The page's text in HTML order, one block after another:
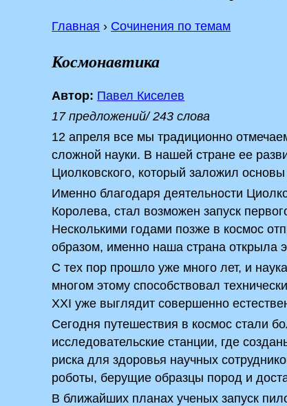
Главная › Сочинения по темам
Космонавтика
Автор: Павел Киселев
17 предложений/ 243 слова
12 апреля все мы традиционно
сложной науки. В нашей стране ее
Циолковского, который заложил
Именно благодаря деятельности
Королева, стал возможен запуск
Несколькими годами позже в космос
образом, именно наша страна открыла
С тех пор прошло уже много лет, и
многом этому способствовал
XXI уже выглядит совершенно
Сегодня путешествия в космос стали
исследовательские станции, где
риска для здоровья научных
роботы, берущие образцы пород и
В ближайших планах ученых запуск